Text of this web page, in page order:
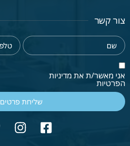
צור קשר
אני מאשר/ת את מדיניות
הפרטיות
שליחת פרטים